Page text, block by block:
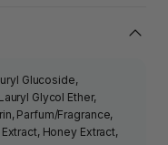
Glucoside,
Glycol Ether,
Parfum/Fragrance,
Honey Extract,